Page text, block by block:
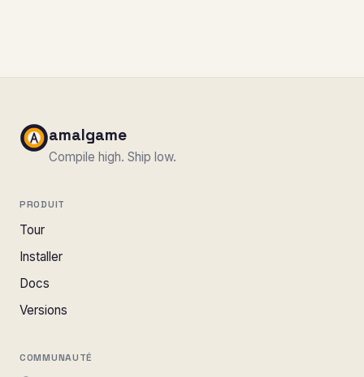
amalgame
Compile high. Ship low.
PRODUIT
Tour
Installer
Docs
Versions
COMMUNAUTÉ